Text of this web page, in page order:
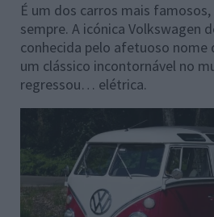
É um dos carros mais
sempre. A icónica Volkswagen
conhecida pelo afetuoso nome
um clássico incontornável no
regressou… elétrica.